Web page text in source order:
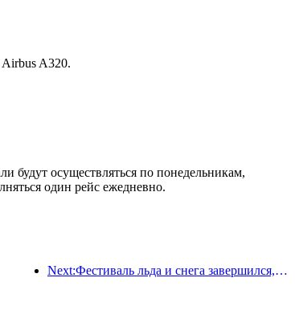
A320.
будут осуществляться по понедельникам,
один рейс ежедневно.
Next:Фестиваль льда и снега завершился, и Yun Hotel забрал домой первую волну «богатства» в 2025 году.